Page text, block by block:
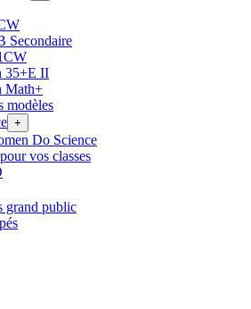
Secondaire
35+E II
Math+
modèles
+
Do Science
vos classes
grand public